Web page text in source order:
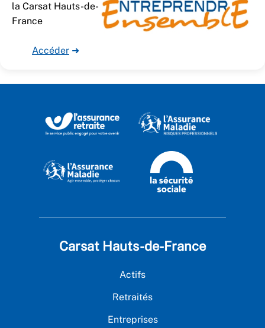
la Carsat Hauts-de-
France
Accéder ➜
Carsat Hauts-de-France
Actifs
Retraités
Entreprises